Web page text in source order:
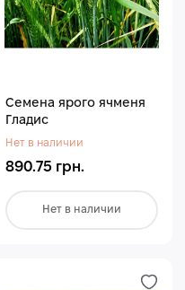
Семена ярого ячменя
Гладис
Нет в наличии
890.75 грн.
Нет в наличии